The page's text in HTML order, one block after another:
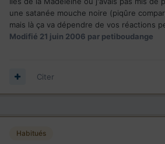
une satanée mouche noire (piqûre
mais là ça va dépendre de vos réactions
Modifié 21 juin 2006 par petiboudange
Citer
Habitués